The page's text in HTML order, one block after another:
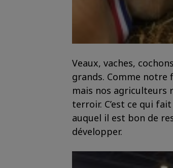
Veaux, vaches,
grands. Comme
mais nos agriculteurs
terroir. C’est ce qui
auquel il est bon de
développer.